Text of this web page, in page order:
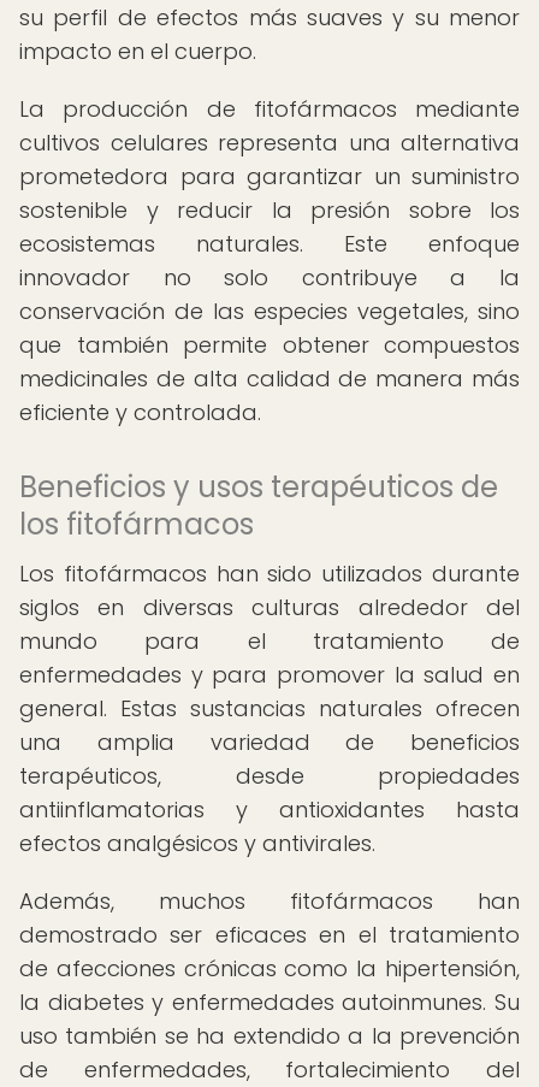
su perfil de efectos más suaves y su menor
impacto en el cuerpo.
La producción de fitofármacos mediante
cultivos celulares representa una alternativa
prometedora para garantizar un suministro
sostenible y reducir la presión sobre los
ecosistemas naturales. Este enfoque
innovador no solo contribuye a la
conservación de las especies vegetales, sino
que también permite obtener compuestos
medicinales de alta calidad de manera más
eficiente y controlada.
Beneficios y usos terapéuticos de
los fitofármacos
Los fitofármacos han sido utilizados durante
siglos en diversas culturas alrededor del
mundo para el tratamiento de
enfermedades y para promover la salud en
general. Estas sustancias naturales ofrecen
una amplia variedad de beneficios
terapéuticos, desde propiedades
antiinflamatorias y antioxidantes hasta
efectos analgésicos y antivirales.
Además, muchos fitofármacos han
demostrado ser eficaces en el tratamiento
de afecciones crónicas como la hipertensión,
la diabetes y enfermedades autoinmunes. Su
uso también se ha extendido a la prevención
de enfermedades, fortalecimiento del